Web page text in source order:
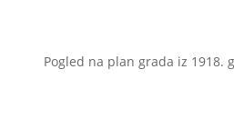
Pogled na plan grada iz 1918.